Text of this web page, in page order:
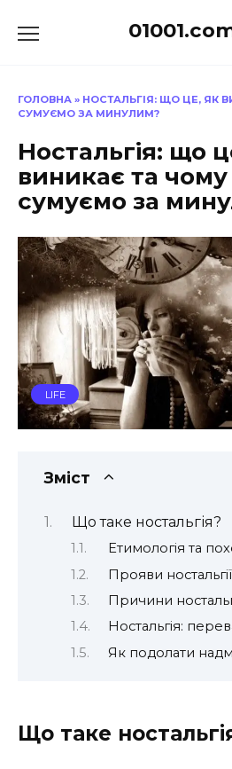
до
ГОЛОВНА » НОСТАЛЬГІЯ: ЩО ЦЕ, ЯК
СУМУЄМО ЗА МИНУЛИМ?
Ностальгія: що
виникає та
сумуємо за
LIFE
Зміст
Що таке ностальгія?
Етимологія та
Прояви ностальгії
Причини
Ностальгія:
Як подолати
Що таке